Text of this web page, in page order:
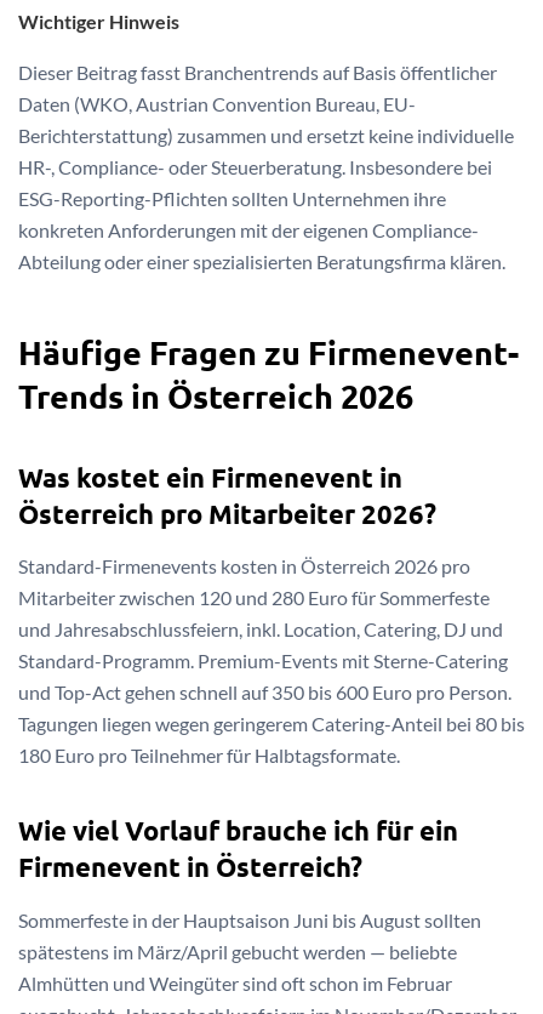
Wichtiger Hinweis
Dieser Beitrag fasst Branchentrends auf Basis öffentlicher
Daten (WKO, Austrian Convention Bureau, EU-
Berichterstattung) zusammen und ersetzt keine individuelle
HR-, Compliance- oder Steuerberatung. Insbesondere bei
ESG-Reporting-Pflichten sollten Unternehmen ihre
konkreten Anforderungen mit der eigenen Compliance-
Abteilung oder einer spezialisierten Beratungsfirma klären.
Häufige Fragen zu Firmenevent-
Trends in Österreich 2026
Was kostet ein Firmenevent in
Österreich pro Mitarbeiter 2026?
Standard-Firmenevents kosten in Österreich 2026 pro
Mitarbeiter zwischen 120 und 280 Euro für Sommerfeste
und Jahresabschlussfeiern, inkl. Location, Catering, DJ und
Standard-Programm. Premium-Events mit Sterne-Catering
und Top-Act gehen schnell auf 350 bis 600 Euro pro Person.
Tagungen liegen wegen geringerem Catering-Anteil bei 80 bis
180 Euro pro Teilnehmer für Halbtagsformate.
Wie viel Vorlauf brauche ich für ein
Firmenevent in Österreich?
Sommerfeste in der Hauptsaison Juni bis August sollten
spätestens im März/April gebucht werden — beliebte
Almhütten und Weingüter sind oft schon im Februar